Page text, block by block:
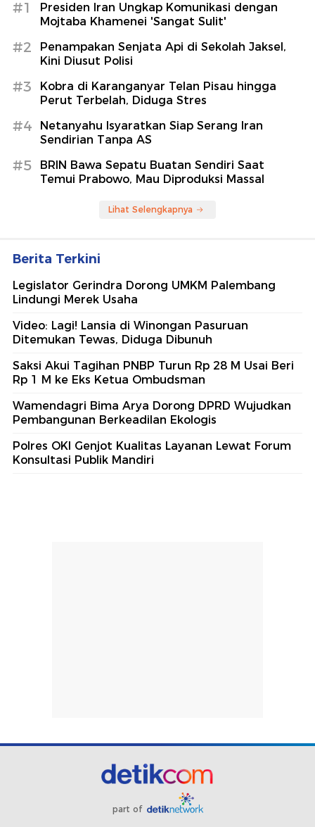
#1
Presiden Iran Ungkap Komunikasi dengan
Mojtaba Khamenei 'Sangat Sulit'
#2
Penampakan Senjata Api di Sekolah Jaksel,
Kini Diusut Polisi
#3
Kobra di Karanganyar Telan Pisau hingga
Perut Terbelah, Diduga Stres
#4
Netanyahu Isyaratkan Siap Serang Iran
Sendirian Tanpa AS
#5
BRIN Bawa Sepatu Buatan Sendiri Saat
Temui Prabowo, Mau Diproduksi Massal
Lihat Selengkapnya
Berita Terkini
Legislator Gerindra Dorong UMKM Palembang
Lindungi Merek Usaha
Video: Lagi! Lansia di Winongan Pasuruan
Ditemukan Tewas, Diduga Dibunuh
Saksi Akui Tagihan PNBP Turun Rp 28 M Usai Beri
Rp 1 M ke Eks Ketua Ombudsman
Wamendagri Bima Arya Dorong DPRD Wujudkan
Pembangunan Berkeadilan Ekologis
Polres OKI Genjot Kualitas Layanan Lewat Forum
Konsultasi Publik Mandiri
part of